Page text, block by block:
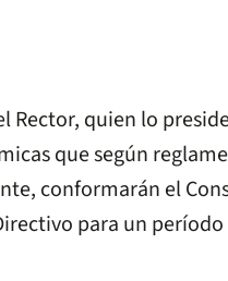
Rector, quien lo
que según
conformarán el
para un